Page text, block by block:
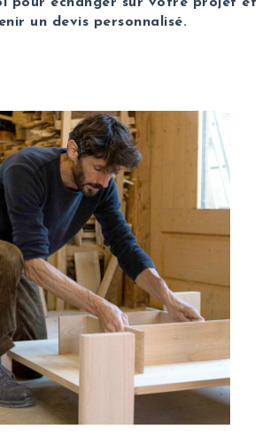
pour échanger sur votre projet et
un devis personnalisé.